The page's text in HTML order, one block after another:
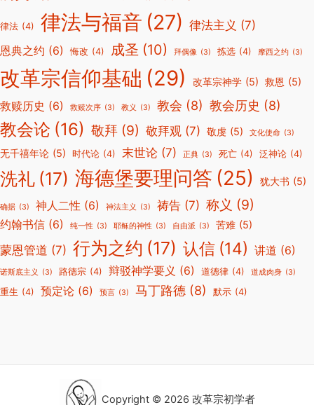
律法 (4) 律法与福音 (27) 律法主义 (7)
恩典之约 (6) 悔改 (4) 成圣 (10) 拜偶像 (3) 拣选 (4) 摩西之约 (3)
改革宗信仰基础 (29) 改革宗神学 (5) 救恩 (5)
救赎历史 (6) 救赎次序 (3) 教义 (3) 教会 (8) 教会历史 (8)
教会论 (16) 敬拜 (9) 敬拜观 (7) 敬虔 (5) 文化使命 (3)
无千禧年论 (5) 时代论 (4) 末世论 (7) 正典 (3) 死亡 (4) 泛神论 (4)
洗礼 (17) 海德堡要理问答 (25) 犹大书 (5)
确据 (3) 神人二性 (6) 神法主义 (3) 祷告 (7) 称义 (9)
约翰书信 (6) 纯一性 (3) 耶稣的神性 (3) 自由派 (3) 苦难 (5)
蒙恩管道 (7) 行为之约 (17) 认信 (14) 讲道 (6)
诺斯底主义 (3) 路德宗 (4) 辩驳神学要义 (6) 道德律 (4) 道成肉身 (3)
重生 (4) 预定论 (6) 预言 (3) 马丁路德 (8) 默示 (4)
Copyright © 2026 改革宗初学者